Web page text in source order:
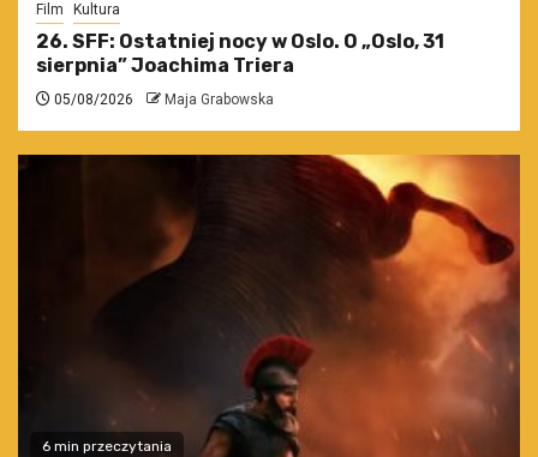
Film Kultura
26. SFF: Ostatniej nocy w Oslo. O „Oslo, 31
sierpnia” Joachima Triera
05/08/2026 Maja Grabowska
6 min przeczytania